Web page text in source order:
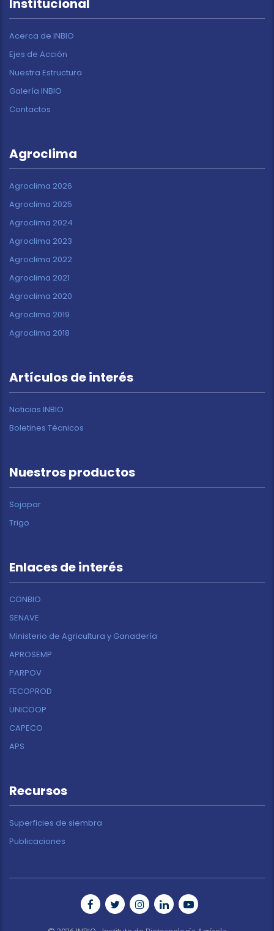
Institucional
Acerca de INBIO
Ejes de Acción
Nuestra Estructura
Galería INBIO
Contactos
Agroclima
Agroclima 2026
Agroclima 2025
Agroclima 2024
Agroclima 2023
Agroclima 2022
Agroclima 2021
Agroclima 2020
Agroclima 2019
Agroclima 2018
Artículos de interés
Noticias INBIO
Boletines Técnicos
Nuestros productos
Sojapar
Trigo
Enlaces de interés
CONBIO
SENAVE
Ministerio de Agricultura y Ganadería
APROSEMP
PARPOV
FECOPROD
UNICOOP
CAPECO
APS
Recursos
Superficies de siembra
Publicaciones